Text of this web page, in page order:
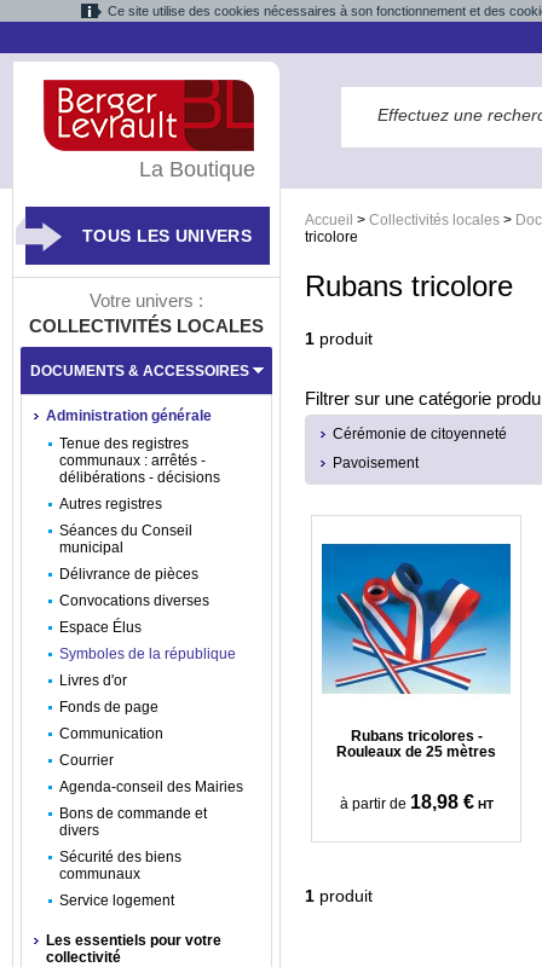
Ce site utilise des cookies nécessaires à son fonctionnement et des
Accueil > Collectivités locales >
tricolore
Rubans tricolore
1 produit
Filtrer sur une catégorie
Cérémonie de citoyenneté
Pavoisement
Rubans tricolores -
Rouleaux de 25 mètres
à partir de 18,98 € HT
1 produit
La Boutique
TOUS LES UNIVERS
Votre univers :
COLLECTIVITÉS LOCALES
DOCUMENTS & ACCESSOIRES
Administration générale
Tenue des registres
communaux : arrêtés -
délibérations - décisions
Autres registres
Séances du Conseil
municipal
Délivrance de pièces
Convocations diverses
Espace Élus
Symboles de la république
Livres d'or
Fonds de page
Communication
Courrier
Agenda-conseil des Mairies
Bons de commande et
divers
Sécurité des biens
communaux
Service logement
Les essentiels pour votre
collectivité